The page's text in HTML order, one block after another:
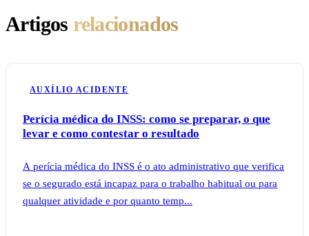
Artigos relacionados
AUXÍLIO ACIDENTE
Perícia médica do INSS: como se preparar, o que
levar e como contestar o resultado
A perícia médica do INSS é o ato administrativo que verifica
se o segurado está incapaz para o trabalho habitual ou para
qualquer atividade e por quanto temp...